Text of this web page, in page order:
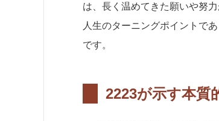
は、長く温めてきた願いや努
人生のターニングポイントで
です。
2223が示す本質